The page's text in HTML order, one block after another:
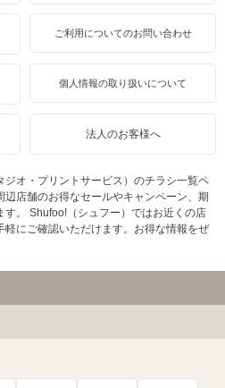
ご利用についてのお問い合わせ
個人情報の取り扱いについて
法人のお客様へ
オ・プリントサービス）のチラシ一覧ペ
店舗のお得なセールやキャンペーン、期
す。 Shufoo!（シュフー）ではお近くの店
にご確認いただけます。お得な情報をぜ